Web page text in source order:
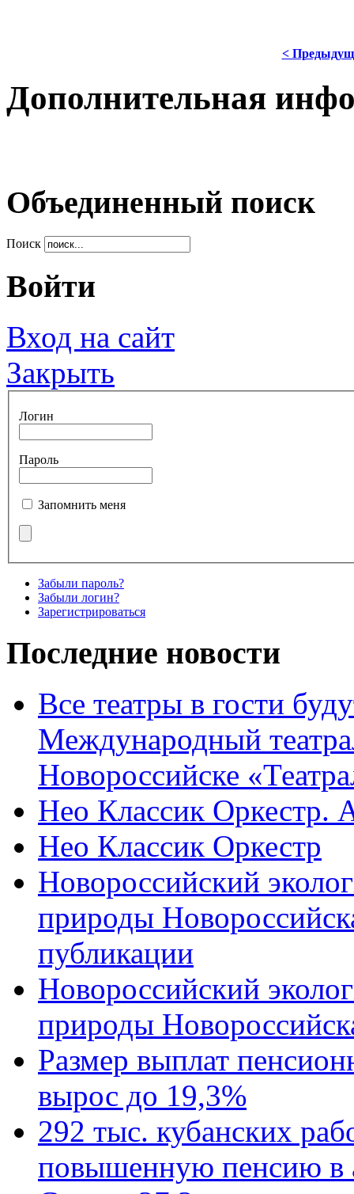
<
Дополнительная
Объединенный поиск
Поиск
Войти
Вход на сайт
Закрыть
Логин
Пароль
Запомнить меня
Забыли пароль?
Забыли логин?
Зарегистрироваться
Последние новости
Все театры в гости
Международный
Новороссийске
Нео Классик Оркестр.
Нео Классик Оркестр
Новороссийский
природы
публикации
Новороссийский
природы
Размер выплат
вырос до 19,3%
292 тыс. кубанских
повышенную пенсию в